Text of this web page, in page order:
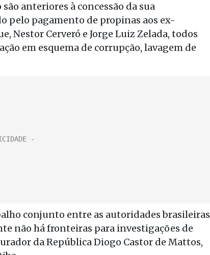
anteriores à concessão da sua
pelo pagamento de propinas aos ex-
Nestor Cerveró e Jorge Luiz Zelada, todos
em esquema de corrupção, lavagem de
conjunto entre as autoridades brasileiras
não há fronteiras para investigações de
da República Diogo Castor de Mattos,